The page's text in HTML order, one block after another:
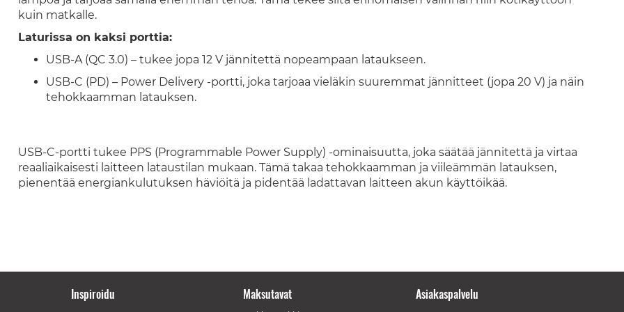
kuin matkalle.
Laturissa on kaksi porttia:
USB-A (QC 3.0) – tukee jopa 12 V jännitettä nopeampaan lataukseen.
USB-C (PD) – Power Delivery -portti, joka tarjoaa vieläkin suuremmat jännitteet (jopa 20 V) ja näin
tehokkaamman latauksen.
USB-C-portti tukee PPS (Programmable Power Supply) -ominaisuutta, joka säätää jännitettä ja virtaa
reaaliaikaisesti laitteen lataustilan mukaan. Tämä takaa tehokkaamman ja viileämmän latauksen,
pienentää energiankulutuksen häviöitä ja pidentää ladattavan laitteen akun käyttöikää.
Inspiroidu Maksutavat Asiakaspalvelu